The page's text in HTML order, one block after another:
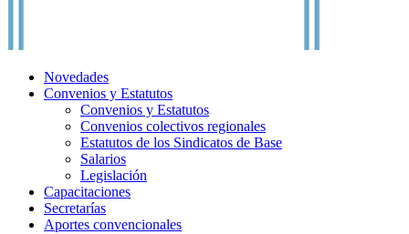
Novedades
Convenios y Estatutos
Convenios y Estatutos
Convenios colectivos regionales
Estatutos de los Sindicatos de Base
Salarios
Legislación
Capacitaciones
Secretarías
Aportes convencionales